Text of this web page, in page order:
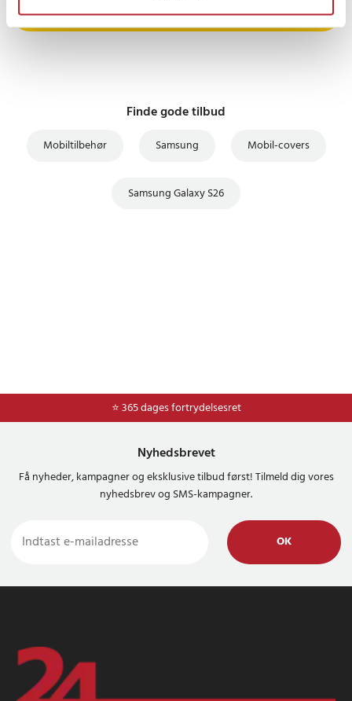
UDSALG
Finde gode tilbud
Mobiltilbehør Samsung Mobil-covers
Samsung Galaxy S26
⭐ 365 dages fortrydelsesret
⭐ Nem og sikker betaling med mobilepay og dankort
Nyhedsbrevet
Få nyheder, kampagner og eksklusive tilbud først! Tilmeld dig vores
nyhedsbrev og SMS-kampagner.
OK